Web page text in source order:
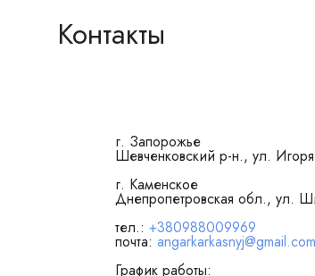
Контакты
г. Запорожье
Шевченковский р-н., ул.
г. Каменское
Днепропетровская обл., ул.
тел.: +380988009969
почта: angarkarkasnyj@gmail.com
График работы: